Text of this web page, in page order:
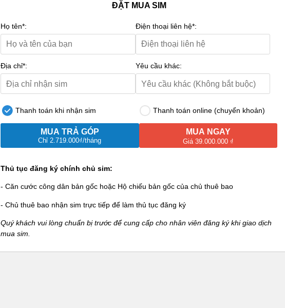
ĐẶT MUA SIM
Họ tên*: Điện thoại liên hệ*:
Địa chỉ*: Yêu cầu khác:
Thanh toán khi nhận sim Thanh toán online (chuyển khoản)
MUA TRẢ GÓP
Chỉ 2.719.000₫/tháng
MUA NGAY
Giá 39.000.000 ₫
Thủ tục đăng ký chính chủ sim:
- Căn cước công dân bản gốc hoặc Hộ chiếu bản gốc của chủ thuê bao
- Chủ thuê bao nhận sim trực tiếp để làm thủ tục đăng ký
Quý khách vui lòng chuẩn bị trước để cung cấp cho nhân viên đăng ký khi giao dịch
mua sim.